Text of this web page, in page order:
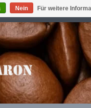
ABHOLUNG IN DEN
Nein Für weitere